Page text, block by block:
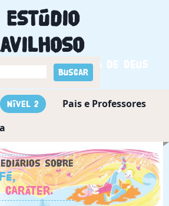
Estúdio
a maravilha de Deus
Nível 2
Pais e Professores
sobre
Caráter.